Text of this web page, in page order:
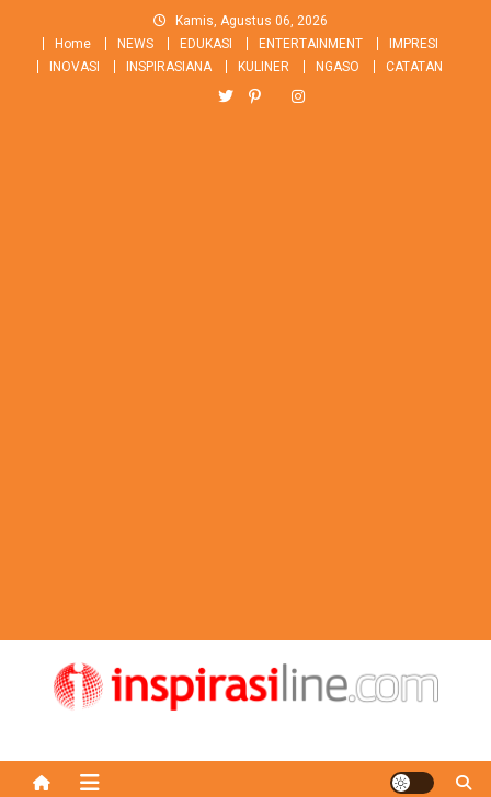
content
Kamis, Agustus 06, 2026
Home
NEWS EDUKASI ENTERTAINMENT
IMPRESI
INOVASI
INSPIRASIANA KULINER NGASO CATATAN